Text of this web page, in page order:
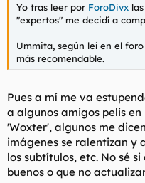
Yo tras leer por ForoDivx
"expertos" me decidí a
Ummita, según leí en el
más recomendable.
Pues a mí me va
a algunos amigos pelis
'Woxter', algunos me
imágenes se ralentizan y
los subtítulos, etc. No sé
buenos o que no